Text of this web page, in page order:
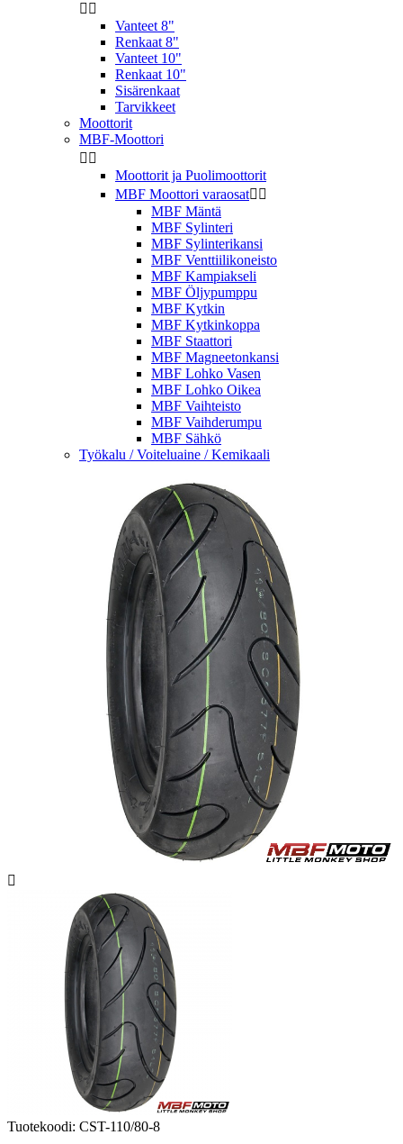
 
Vanteet 8"
Renkaat 8"
Vanteet 10"
Renkaat 10"
Sisärenkaat
Tarvikkeet
Moottorit
MBF-Moottori
 
Moottorit ja Puolimoottorit
MBF Moottori varaosat 
MBF Mäntä
MBF Sylinteri
MBF Sylinterikansi
MBF Venttiilikoneisto
MBF Kampiakseli
MBF Öljypumppu
MBF Kytkin
MBF Kytkinkoppa
MBF Staattori
MBF Magneetonkansi
MBF Lohko Vasen
MBF Lohko Oikea
MBF Vaihteisto
MBF Vaihderumpu
MBF Sähkö
Työkalu / Voiteluaine / Kemikaali

Tuotekoodi: CST-110/80-8